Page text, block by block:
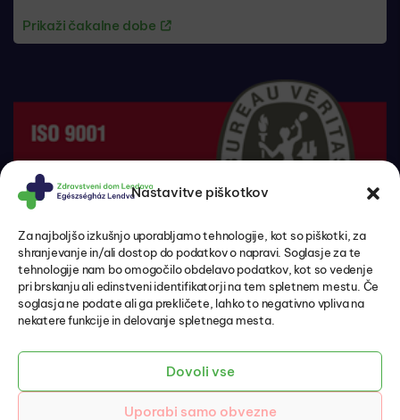
Nastavitve piškotkov
Za najboljšo izkušnjo uporabljamo tehnologije, kot so piškotki, za
shranjevanje in/ali dostop do podatkov o napravi. Soglasje za te
tehnologije nam bo omogočilo obdelavo podatkov, kot so vedenje
pri brskanju ali edinstveni identifikatorji na tem spletnem mestu. Če
soglasja ne podate ali ga prekličete, lahko to negativno vpliva na
nekatere funkcije in delovanje spletnega mesta.
Dovoli vse
Uporabi samo obvezne
Prikaži čakalne dobe
Pacientove pravice in dolžnosti
Piškotki
© 2026 ZD Lendava – EH Lendva